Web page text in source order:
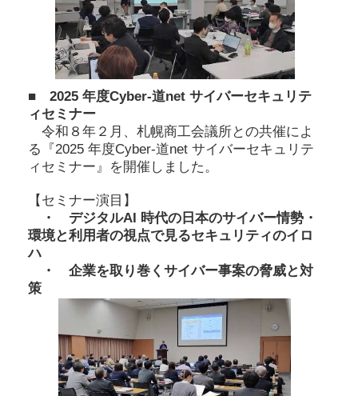
■ 2025 年度Cyber-道net サイバーセキュリテ
ィセミナー
令和８年２月、札幌商工会議所との共催によ
る『2025 年度Cyber-道net サイバーセキュリテ
ィセミナー』を開催しました。
【セミナー演目】
・ デジタルAI 時代の日本のサイバー情勢・
環境と利用者の視点で見るセキュリティのイロ
ハ
・ 企業を取り巻くサイバー事案の脅威と対
策